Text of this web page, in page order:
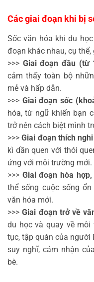
Các giai đoạn khi bị
Sốc văn hóa khi du
đoạn khác nhau, cụ
>>> Giai đoạn đầu (từ
cảm thấy toàn bộ
mẻ và hấp dẫn.
>>> Giai đoạn sốc
hóa, từ ngữ khiến bạn
trở nên cách biệt mình
>>>Giai đoạn thích
kì dần quen với thói
ứng với môi trường mới.
>>> Giai đoạn hòa
thể sống cuộc sống
văn hóa mới.
>>>Giai đoạn trở về
du học và quay về
tục, tập quán của người
suy nghĩ, cảm nhận
bè.